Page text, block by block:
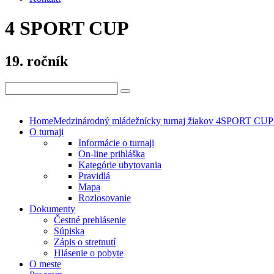
4 SPORT CUP
19. ročník
HomeMedzinárodný mládežnícky turnaj žiakov 4SPORT
O turnaji
Informácie o turnaji
On-line prihláška
Kategórie ubytovania
Pravidlá
Mapa
Rozlosovanie
Dokumenty
Čestné prehlásenie
Súpiska
Zápis o stretnutí
Hlásenie o pobyte
O meste